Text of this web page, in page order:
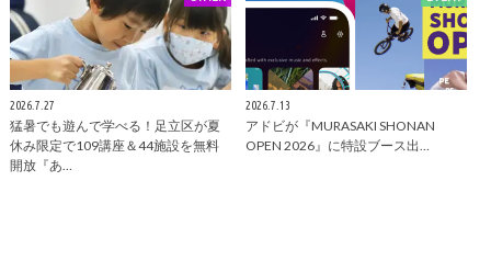
2026.7.27
猛暑でも遊んで学べる！足立区が夏
休み限定で109講座＆44施設を無料
開放『あ…
2026.7.13
アドビが『MURASAKI SHONAN
OPEN 2026』に特設ブース出…